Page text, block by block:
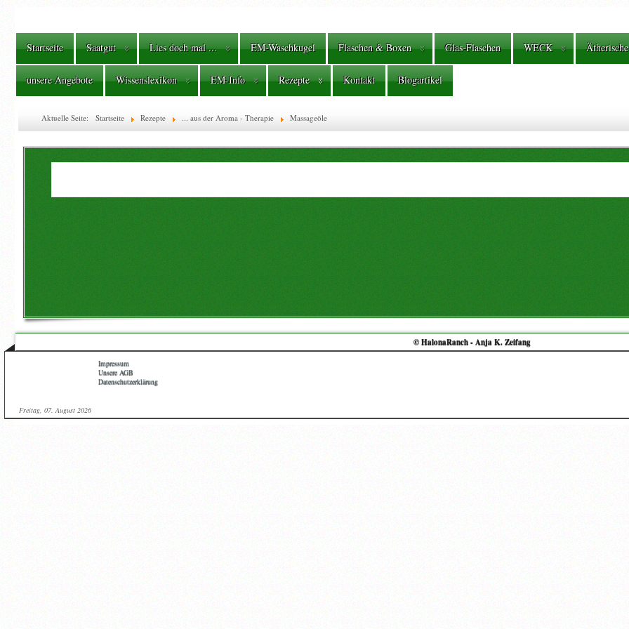
Startseite Saatgut Lies doch mal ... EM-Waschkugel Flaschen & Boxen Glas-Flaschen WECK
unsere Angebote Wissenslexikon EM-Info Rezepte Kontakt Blogartikel
Aktuelle Seite: Startseite Rezepte ... aus der Aroma - Therapie Massageöle
© HalonaRanch - Anja K. Zeifang
Impressum
Unsere AGB
Datenschutzerklärung
Freitag, 07. August 2026